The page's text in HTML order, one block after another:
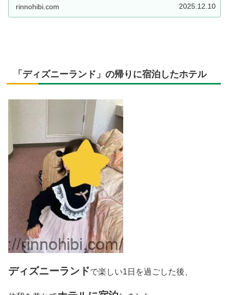
rinnohibi.com 2025.12.10
「ディズニーランド」の帰りに宿泊したホテル
ディズニーランドで楽しい1日を過ごした後、